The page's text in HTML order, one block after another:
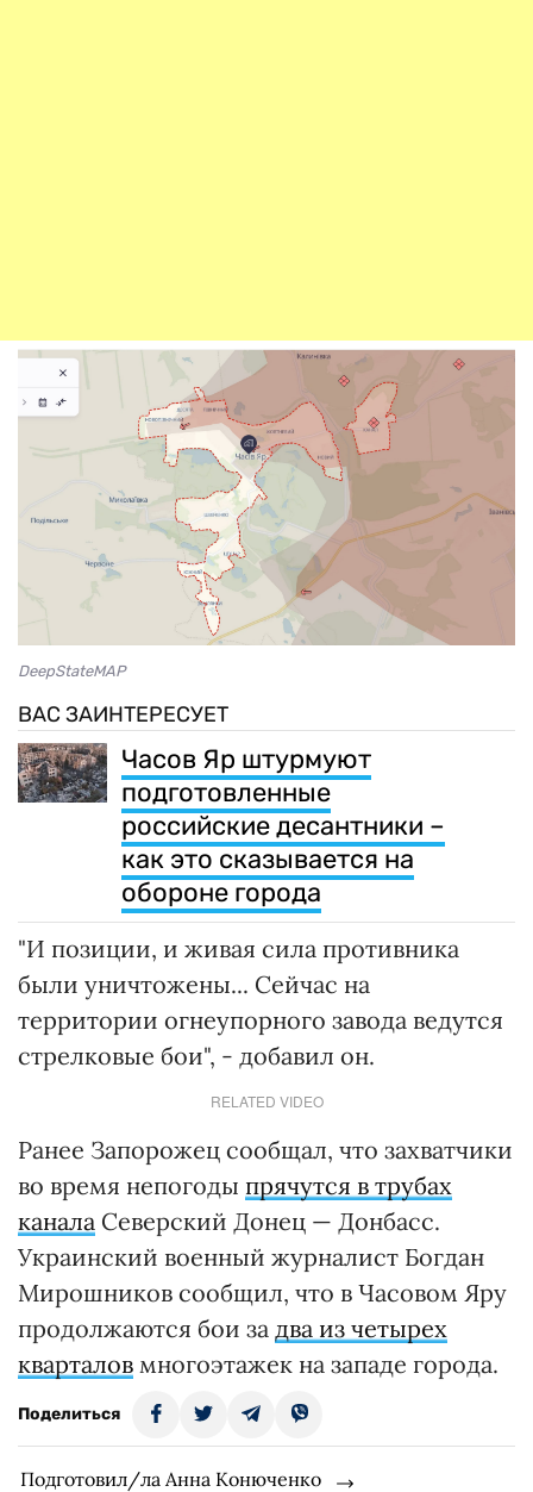
DeepStateMAP
ВАС ЗАИНТЕРЕСУЕТ
Часов Яр штурмуют
подготовленные
российские десантники –
как это сказывается на
обороне города
"И позиции, и живая сила противника
были уничтожены... Сейчас на
территории огнеупорного завода ведутся
стрелковые бои", - добавил он.
RELATED VIDEO
Ранее Запорожец сообщал, что захватчики
во время непогоды прячутся в трубах
канала Северский Донец — Донбасс.
Украинский военный журналист Богдан
Мирошников сообщил, что в Часовом Яру
продолжаются бои за два из четырех
кварталов многоэтажек на западе города.
Поделиться
Подготовил/ла Анна Конюченко